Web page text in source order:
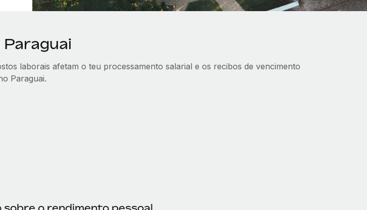
laborais afetam o teu processamento salarial e os recibos de vencimento
Paraguai.